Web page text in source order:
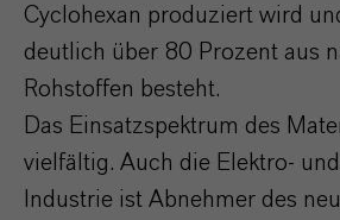
Cyclohexan produziert wird
deutlich über 80 Prozent aus
Rohstoffen besteht.
Das Einsatzspektrum des
vielfältig. Auch die Elektro-
Industrie ist Abnehmer des